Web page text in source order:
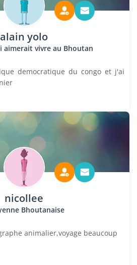
alain yolo
aimerait vivre au Bhoutan
democratique du congo et j'ai
nicollee
Bhoutanaise
animalier,voyage beaucoup